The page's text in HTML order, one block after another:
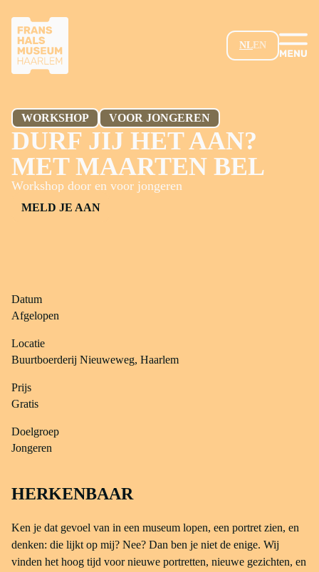
GA NAAR HOOFDINHOUD
NLEN
WORKSHOP VOOR JONGEREN
DURF JIJ HET AAN?
MET MAARTEN BEL
Workshop door en voor jongeren
MELD JE AAN
Datum
Afgelopen
Locatie
Buurtboerderij Nieuweweg, Haarlem
Prijs
Gratis
Doelgroep
Jongeren
HERKENBAAR
Ken je dat gevoel van in een museum lopen, een portret zien, en
denken: die lijkt op mij? Nee? Dan ben je niet de enige. Wij
vinden het hoog tijd voor nieuwe portretten, nieuwe gezichten, en